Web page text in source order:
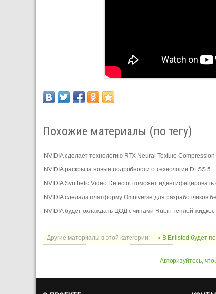
Похожие материалы (по тегу)
NVIDIA сделает технологию RTX Neural Texture
NVIDIA раскрыла новые подробности о технологии DLSS 5
NVIDIA Synthetic Video Detector поможет идентифицировать
NVIDIA сделала платформу Omniverse для разработчиков
NVIDIA будет охлаждать ЦОД с чипами Rubin теплой
Другие материалы в этой категории: « В Enlisted будет
Авторизуйтесь,